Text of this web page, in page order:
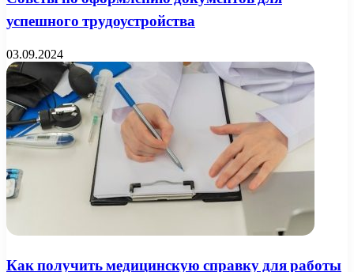
успешного трудоустройства
03.09.2024
Как получить медицинскую справку для работы